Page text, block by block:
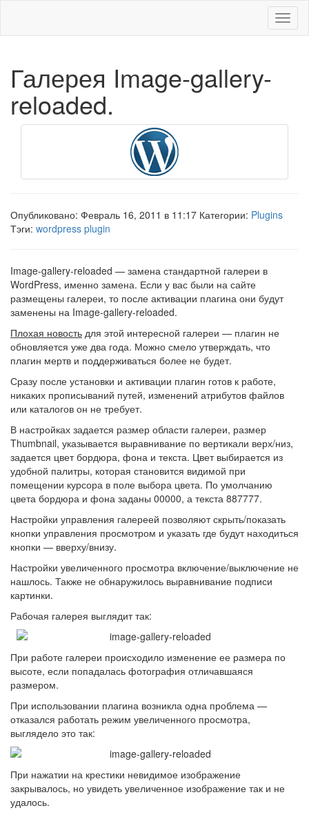
Меню
Галерея Image-gallery-
reloaded.
Опубликовано: Февраль 16, 2011 в 11:17 Категории: Plugins
Тэги: wordpress plugin
Image-gallery-reloaded — замена стандартной галереи в
WordPress, именно замена. Если у вас были на сайте
размещены галереи, то после активации плагина они будут
заменены на Image-gallery-reloaded.
Плохая новость для этой интересной галереи — плагин не
обновляется уже два года. Можно смело утверждать, что
плагин мертв и поддерживаться более не будет.
Сразу после установки и активации плагин готов к работе,
никаких прописываний путей, изменений атрибутов файлов
или каталогов он не требует.
В настройках задается размер области галереи, размер
Thumbnail, указывается выравнивание по вертикали верх/низ,
задается цвет бордюра, фона и текста. Цвет выбирается из
удобной палитры, которая становится видимой при
помещении курсора в поле выбора цвета. По умолчанию
цвета бордюра и фона заданы 00000, а текста 887777.
Настройки управления галереей позволяют скрыть/показать
кнопки управления просмотром и указать где будут находиться
кнопки — вверху/внизу.
Настройки увеличенного просмотра включение/выключение не
нашлось. Также не обнаружилось выравнивание подписи
картинки.
Рабочая галерея выглядит так:
При работе галереи происходило изменение ее размера по
высоте, если попадалась фотография отличавшаяся
размером.
При использовании плагина возникла одна проблема —
отказался работать режим увеличенного просмотра,
выглядело это так:
При нажатии на крестики невидимое изображение
закрывалось, но увидеть увеличенное изображение так и не
удалось.